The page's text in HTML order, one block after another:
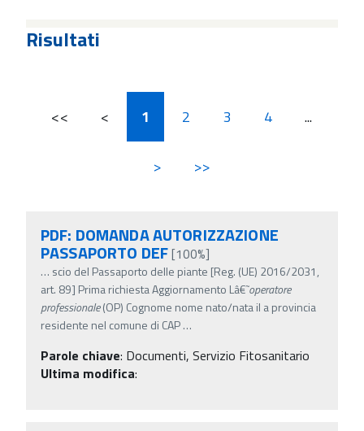
Risultati
<< < 1 2 3 4 ...
> >>
PDF: DOMANDA AUTORIZZAZIONE
PASSAPORTO DEF[100%]
… scio del Passaporto delle piante [Reg. (UE) 2016/2031,
art. 89] Prima richiesta Aggiornamento Lâ€˜operatore
professionale(OP) Cognome nome nato/nata il a provincia
residente nel comune di CAP…
Parole chiave: Documenti, Servizio Fitosanitario
Ultima modifica: